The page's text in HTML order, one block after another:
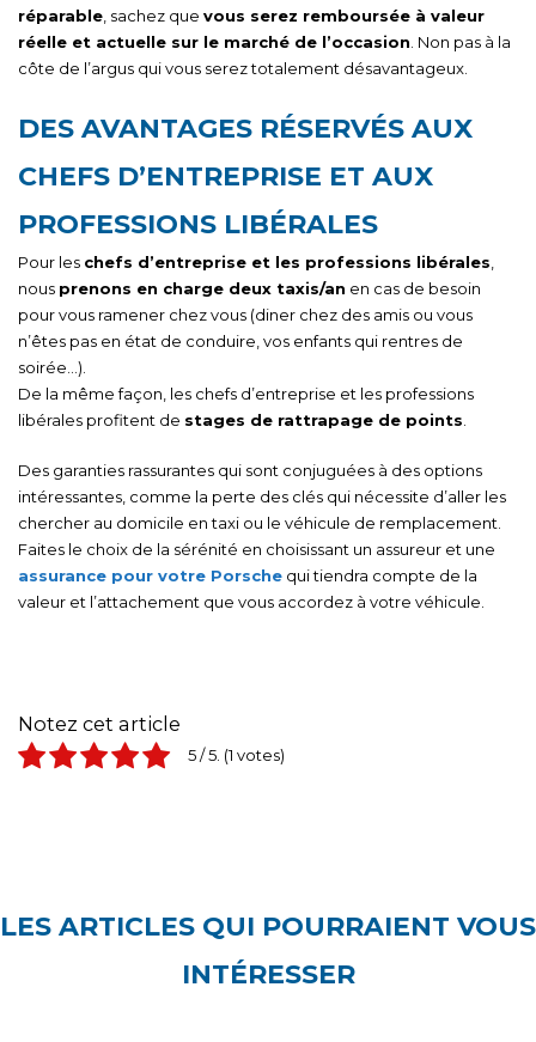
réparable , sachez que vous serez remboursée à valeur
réelle et actuelle sur le marché de l’occasion . Non pas à la
côte de l’argus qui vous serez totalement désavantageux.
DES AVANTAGES RÉSERVÉS AUX
CHEFS D’ENTREPRISE ET AUX
PROFESSIONS LIBÉRALES
Pour les chefs d’entreprise et les professions libérales
nous prenons en charge deux taxis/an en cas de besoin
pour vous ramener chez vous (diner chez des amis ou vous
n’êtes pas en état de conduire, vos enfants qui rentres de
soirée…).
De la même façon, les chefs d’entreprise et les professions
libérales profitent de stages de rattrapage de points
Des garanties rassurantes qui sont conjuguées à des options
intéressantes, comme la perte des clés qui nécessite d’aller les
chercher au domicile en taxi ou le véhicule de remplacement.
Faites le choix de la sérénité en choisissant un assureur et une
assurance pour votre Porsche qui tiendra compte de la
valeur et l’attachement que vous accordez à votre véhicule.
Notez cet article
5/ 5. 1
LES ARTICLES QUI POURRAIENT VOUS
INTÉRESSER